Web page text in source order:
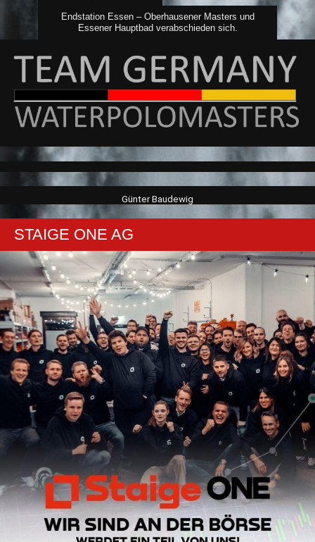
Endstation Essen – Oberhausener Masters und
Essener Hauptbad verabschieden sich.
Günter Baudewig
STAIGE ONE AG